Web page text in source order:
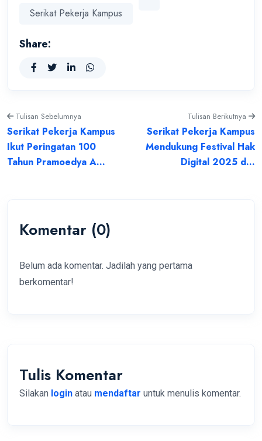
Serikat Pekerja Kampus
Share:
Tulisan Sebelumnya
Serikat Pekerja Kampus
Ikut Peringatan 100
Tahun Pramoedya A...
Tulisan Berikutnya
Serikat Pekerja Kampus
Mendukung Festival Hak
Digital 2025 d...
Komentar (0)
Belum ada komentar. Jadilah yang pertama
berkomentar!
Tulis Komentar
Silakan login atau mendaftar untuk menulis komentar.